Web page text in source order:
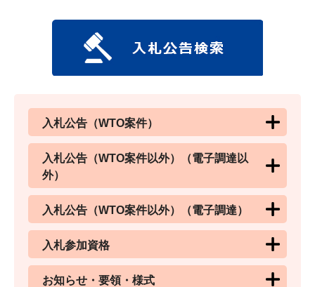
入札公告（WTO案件）
入札公告（WTO案件以外）（電子調達以
外）
入札公告（WTO案件以外）（電子調達）
入札参加資格
お知らせ・要領・様式